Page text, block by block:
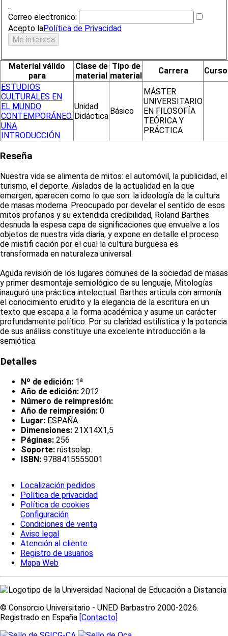
.
Correo electronico:
Acepto laPolítica de Privacidad
Material válido
para
Clase de
material
Tipo de
material
Carrera
Curso
ESTUDIOS
CULTURALES EN
EL MUNDO
CONTEMPORÁNEO.
UNA
INTRODUCCIÓN
Unidad
Didáctica
Básico
MÁSTER
UNIVERSITARIO
EN FILOSOFÍA
TEÓRICA Y
PRÁCTICA
Reseña
Nuestra vida se alimenta de mitos: el automóvil, la publicidad, el
turismo, el deporte. Aislados de la actualidad en la que
emergen, aparecen como lo que son: la ideología de la cultura
de masas moderna. Preocupado por develar el sentido de esos
mitos profanos y su extendida credibilidad, Roland Barthes
desnuda la espesa capa de significaciones que envuelve a los
objetos de nuestra vida diaria, y expone en detalle el proceso
de mistifi cación por el cual la cultura burguesa es
transformada en naturaleza universal.
Aguda revisión de los lugares comunes de la sociedad de masas
y primer desmontaje semiológico de su lenguaje, Mitologías
inauguró una práctica intelectual. Barthes articula con armonía
el conocimiento erudito y la elegancia de la escritura en un
texto que escapa a la forma académica y asume un carácter
profundamente político. Por su claridad estilística y la potencia
de sus análisis constituye una excelente introducción a la
semiótica.
Detalles
Nº de edición: 1ª
Año de edición: 2012
Número de reimpresión:
Año de reimpresión: 0
Lugar: ESPAÑA
Dimensiones: 21X14X1,5
Páginas: 256
Soporte: rústsolap.
ISBN: 9788415555001
Localización pedidos
Política de privacidad
Política de cookies
Configuración
Condiciones de venta
Aviso legal
Atención al cliente
Registro de usuarios
Mapa Web
© Consorcio Universitario - UNED Barbastro 2000-2026.
Registrado en España [Contacto]